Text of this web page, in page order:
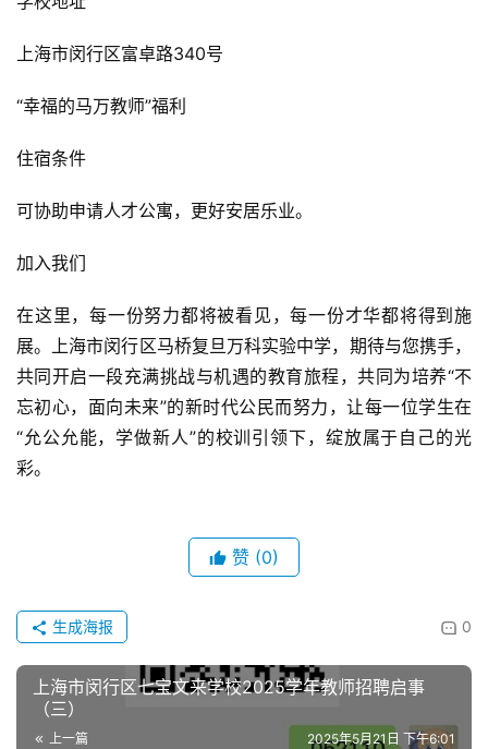
上海市闵行区富卓路340号
“幸福的马万教师”福利
住宿条件
可协助申请人才公寓，更好安居乐业。
加入我们
在这里，每一份努力都将被看见，每一份才华都将得到施
展。上海市闵行区马桥复旦万科实验中学，期待与您携手，
共同开启一段充满挑战与机遇的教育旅程，共同为培养“不
忘初心，面向未来”的新时代公民而努力，让每一位学生在
“允公允能，学做新人”的校训引领下，绽放属于自己的光
彩。
赞 (0)
0
生成海报
上海市闵行区七宝文来学校2025学年教师招聘启事
（三）
上一篇 2025年5月21日 下午6:01